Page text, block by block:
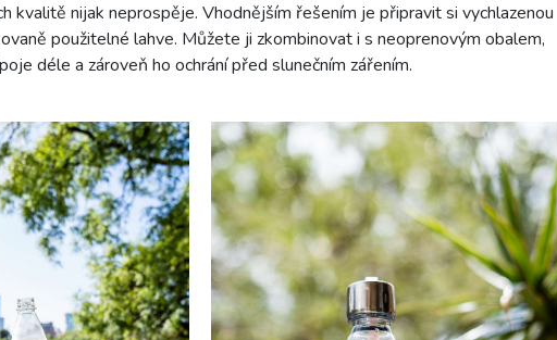
kvalitě nijak neprospěje. Vhodnějším řešením je připravit si vychlazenou
použitelné lahve. Můžete ji zkombinovat i s neoprenovým obalem,
déle a zároveň ho ochrání před slunečním zářením.